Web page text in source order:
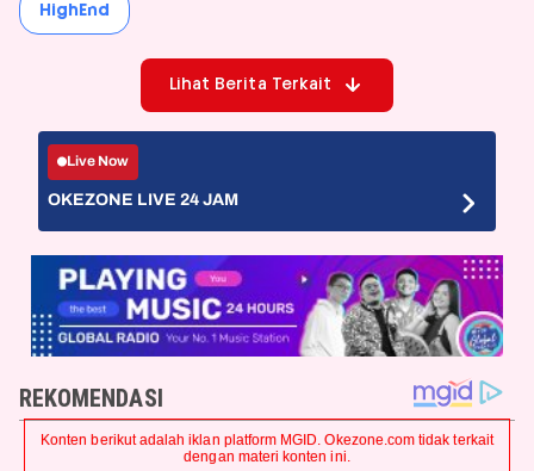
HighEnd
Lihat Berita Terkait
Live Now
OKEZONE LIVE 24 JAM